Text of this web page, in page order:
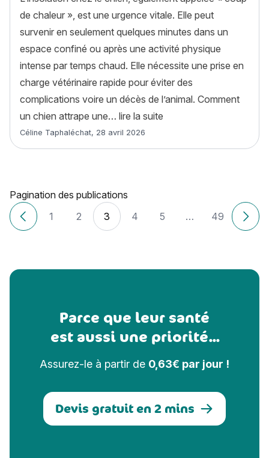
de chaleur », est une urgence vitale. Elle peut
survenir en seulement quelques minutes dans un
espace confiné ou après une activité physique
intense par temps chaud. Elle nécessite une prise en
charge vétérinaire rapide pour éviter des
complications voire un décès de l’animal. Comment
un chien attrape une… lire la suite
Article rédigé par
Céline Taphaléchat, 28 avril 2026
Pagination des publications
Articles plus récents
1 2 3 4 5 … 49
Parce que leur santé
est aussi une priorité...
Assurez-le à partir de 0,63€ par jour !
Devis gratuit en 2 mins